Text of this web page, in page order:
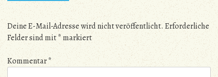
Deine E-Mail-Adresse wird nicht veröffentlicht. Erforderliche
Felder sind mit*markiert
Kommentar*